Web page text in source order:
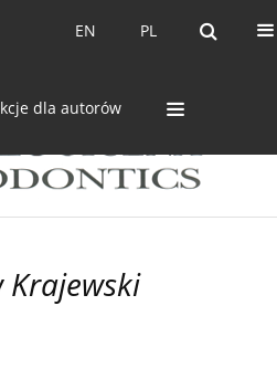
PL
EN PL
EN
dla autorów
Krajewski